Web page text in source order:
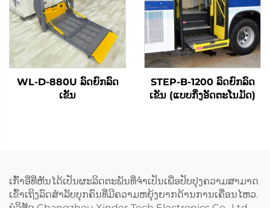
WL-D-880U ລົດຍົກລົດ
ເຂັນ
STEP-B-1200 ລົດຍົກລົດ
ເຂັນ (ແບບກິ່ງອັດຕະໂນມັດ)
ເກົ້າອີ່ທີ່ຫັນໄດ້ເປັນຜະລິດຕະພັນທີ່ຈຳເປັນເພື່ອປັບປຸງຄວາມສາມາດ
ເຂົ້າເຖິງລົດສຳລັບບຸກຄົນທີ່ມີຄວາມຫຍຸ້ງຍາກດ້ານການເຄື່ອນໄຫວ.